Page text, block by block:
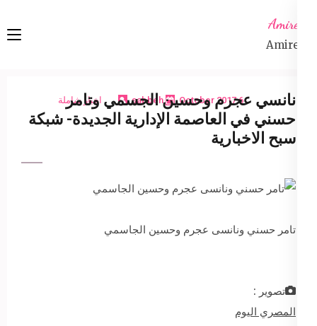
content
Enter)
Amireta
Amireta
6 October 2017
sabbeh اخبار شاملة
نانسي عجرم وحسين الجسمي وتامر
حسني في العاصمة الإدارية الجديدة- شبكة
سبح الاخبارية
تامر حسني ونانسى عجرم وحسين الجاسمي
تصوير :
المصري اليوم